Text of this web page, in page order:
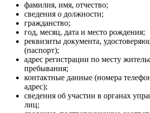
фамилия, имя, отчество;
сведения о должности;
гражданство;
год, месяц, дата и место рождения;
реквизиты документа,
(паспорт);
адрес регистрации по месту
пребывания;
контактные данные (номера
адрес);
сведения об участии в органах
лиц;